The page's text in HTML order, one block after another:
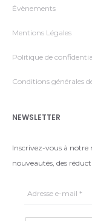
Évènements
Mentions Légales
Politique de
Conditions générales
NEWSLETTER
Inscrivez-vous à notre
nouveautés, des